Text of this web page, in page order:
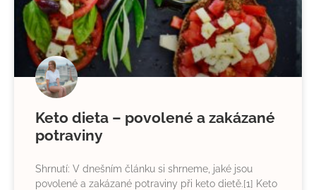
Keto dieta – povolené a zakázané
potraviny
Shrnutí: V dnešním článku si shrneme, jaké jsou
povolené a zakázané potraviny při keto dietě.[1] Keto